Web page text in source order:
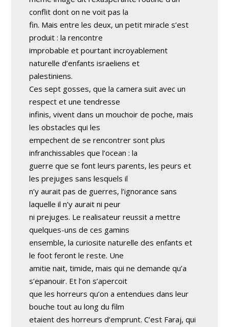
conflit dont on ne voit pas la
fin. Mais entre les deux, un petit miracle s’est
produit : la rencontre
improbable et pourtant incroyablement
naturelle d’enfants israeliens et
palestiniens.
Ces sept gosses, que la camera suit avec un
respect et une tendresse
infinis, vivent dans un mouchoir de poche, mais
les obstacles qui les
empechent de se rencontrer sont plus
infranchissables que l’ocean : la
guerre que se font leurs parents, les peurs et
les prejuges sans lesquels il
n’y aurait pas de guerres, l’ignorance sans
laquelle il n’y aurait ni peur
ni prejuges. Le realisateur reussit a mettre
quelques-uns de ces gamins
ensemble, la curiosite naturelle des enfants et
le foot feront le reste. Une
amitie nait, timide, mais qui ne demande qu’a
s’epanouir. Et l’on s’apercoit
que les horreurs qu’on a entendues dans leur
bouche tout au long du film
etaient des horreurs d’emprunt. C’est Faraj, qui